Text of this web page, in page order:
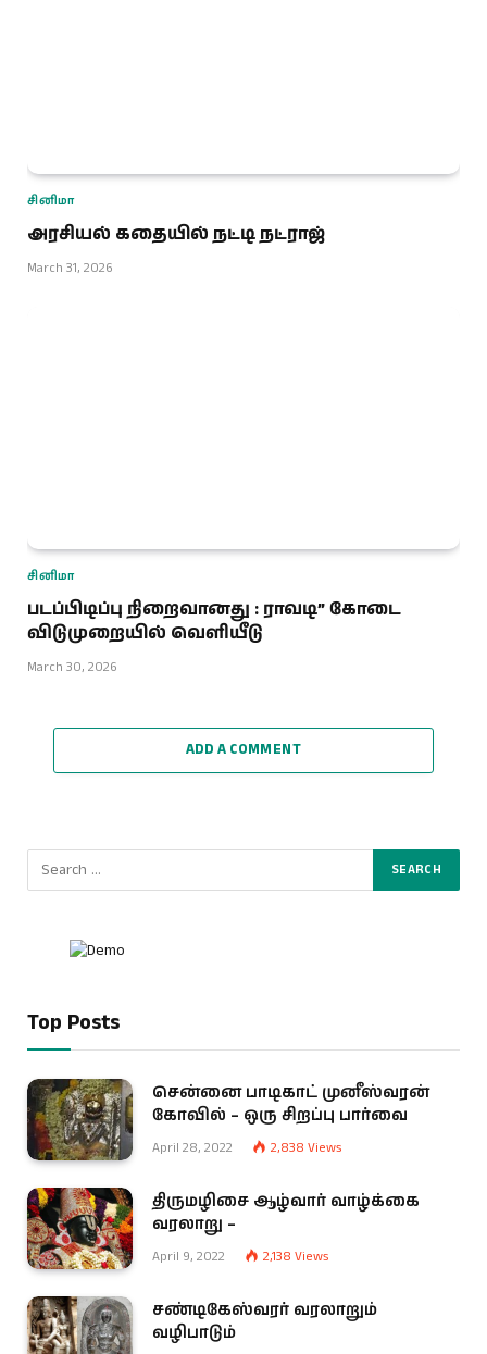
சினிமா
அரசியல் கதையில் நட்டி நட்ராஜ்
March 31, 2026
சினிமா
படப்பிடிப்பு நிறைவானது : ராவடி” கோடை
விடுமுறையில் வெளியீடு
March 30, 2026
ADD A COMMENT
Top Posts
சென்னை பாடிகாட் முனீஸ்வரன்
கோவில் – ஒரு சிறப்பு பார்வை
April 28, 2022 2,838 Views
திருமழிசை ஆழ்வார் வாழ்க்கை
வரலாறு –
April 9, 2022 2,138 Views
சண்டிகேஸ்வரர் வரலாறும்
வழிபாடும்